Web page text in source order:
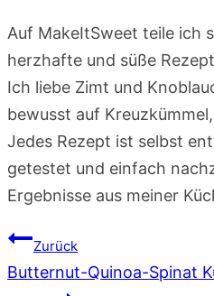
Auf MakeItSweet teile ich
herzhafte und süße
Ich liebe Zimt und
bewusst auf
Jedes Rezept ist selbst
getestet und einfach
Ergebnisse aus meiner
Beitragsnavigation
Zurück
Butternut-Quinoa-Spinat